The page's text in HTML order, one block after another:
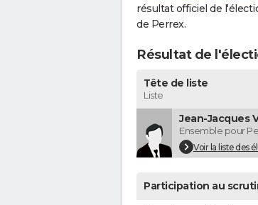
résultat officiel de
de Perrex.
Résultat de
Tête de liste
Liste
Jean-Jacques
Ensemble pour
Voir la liste des
Participation au